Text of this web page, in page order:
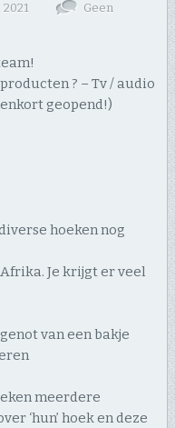
2021
Geen
? – Tv / audio
geopend!)
hoeken nog
Je krijgt er veel
van een bakje
meerdere
‘hun’ hoek en deze